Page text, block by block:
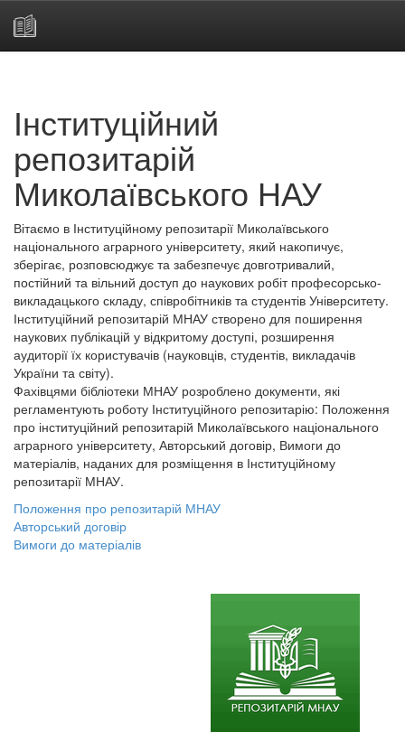
Інституційний
репозитарій
Миколаївського НАУ
Вітаємо в Інституційному репозитарії Миколаївського
національного аграрного університету, який накопичує,
зберігає, розповсюджує та забезпечує довготривалий,
постійний та вільний доступ до наукових робіт професорсько-
викладацького складу, співробітників та студентів Університету.
Інституційний репозитарій МНАУ створено для поширення
наукових публікацій у відкритому доступі, розширення
аудиторії їх користувачів (науковців, студентів, викладачів
України та світу).
Фахівцями бібліотеки МНАУ розроблено документи, які
регламентують роботу Інституційного репозитарію: Положення
про інституційний репозитарій Миколаївського національного
аграрного університету, Авторський договір, Вимоги до
матеріалів, наданих для розміщення в Інституційному
репозитарії МНАУ.
Положення про репозитарій МНАУ
Авторський договір
Вимоги до матеріалів